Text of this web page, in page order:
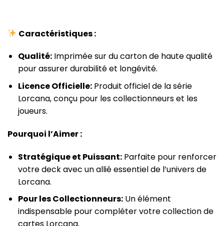
Caractéristiques :
Qualité:Imprimée sur du carton de haute qualité
pour assurer durabilité et longévité.
Licence Officielle:Produit officiel de la série
Lorcana, conçu pour les collectionneurs et les
joueurs.
Pourquoi l’Aimer :
Stratégique et Puissant:Parfaite pour renforcer
votre deck avec un allié essentiel de l’univers de
Lorcana.
Pour les Collectionneurs:Un élément
indispensable pour compléter votre collection de